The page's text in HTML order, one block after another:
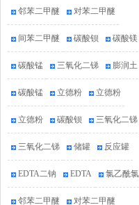
邻苯二甲醚 对苯二甲醚
间苯二甲醚 碳酸钡 碳酸镁
碳酸锰 三氧化二锑 膨润土
碳酸锰 立德粉 立德粉
立德粉 碳酸钡 三氧化二锑
三氧化二锑 储罐 反应罐
EDTA二钠 EDTA 氯乙酰氯
邻苯二甲醚 对苯二甲醚